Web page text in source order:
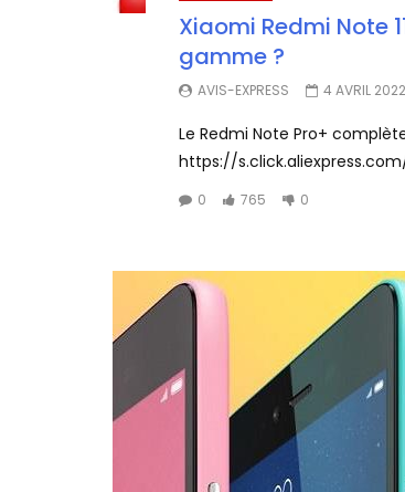
Xiaomi Redmi Note
gamme ?
AVIS-EXPRESS 4 AVRIL 2022
Le Redmi Note Pro+
https://
0 765 0